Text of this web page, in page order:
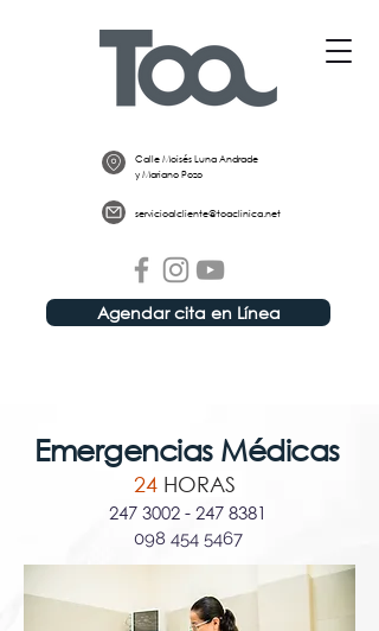
Calle Moisés Luna Andrade
y Mariano Pozo
servicioalcliente@toaclinica.net
Agendar cita en Línea
Emergencias Médicas
24 HORAS
247 3002 - 247 8381
098 454 5467